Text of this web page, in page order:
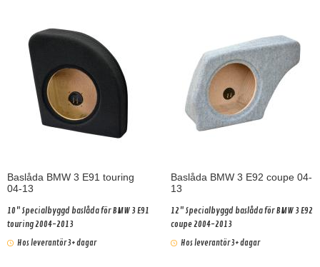
Baslåda BMW 3 E91 touring
04-13
10" Specialbyggd baslåda för BMW 3 E91
touring 2004-2013
Hos leverantör 3+ dagar
Baslåda BMW 3 E92 coupe 04-
13
12" Specialbyggd baslåda för BMW 3 E92
coupe 2004-2013
Hos leverantör 3+ dagar